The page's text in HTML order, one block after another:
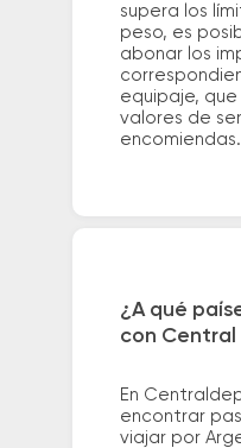
supera los
peso, es
abonar los
equipaje, que
valores de
encomiendas.
¿A qué
con Central
En
encontrar
viajar por